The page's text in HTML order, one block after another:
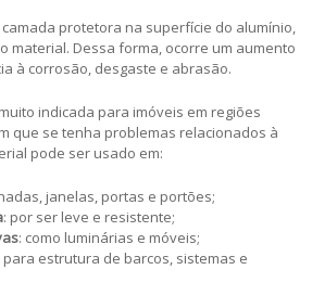
protetora na superfície do alumínio,
material. Dessa forma, ocorre um aumento
à corrosão, desgaste e abrasão.
indicada para imóveis em regiões
que se tenha problemas relacionados à
pode ser usado em:
janelas, portas e portões;
: por ser leve e resistente;
: como luminárias e móveis;
para estrutura de barcos, sistemas e